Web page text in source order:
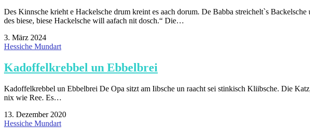
Des Kinnsche krieht e Hackelsche drum kreint es aach dorum. De Babba streichelt`s
des biese, biese Hackelsche will aafach nit dosch.“ Die…
3. März 2024
Hessiche Mundart
Kadoffelkrebbel un Ebbelbrei
Kadoffelkrebbel un Ebbelbrei De Opa sitzt am Iibsche un raacht sei stinkisch Kliibsche. Die
nix wie Ree. Es…
13. Dezember 2020
Hessiche Mundart